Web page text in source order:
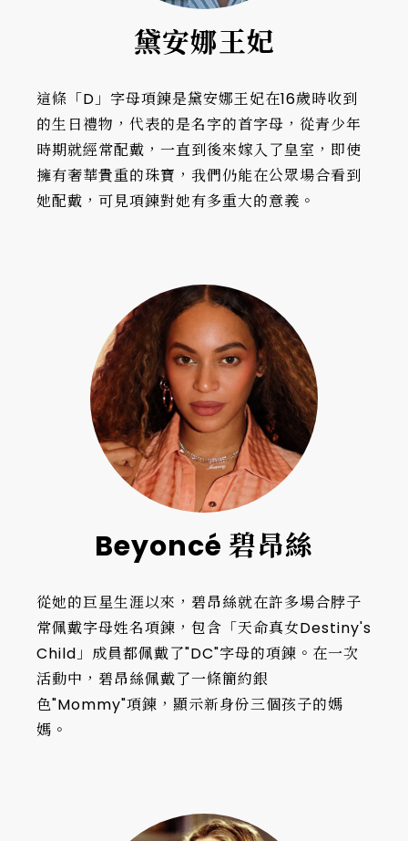
黛安娜王妃
這條「D」字母項鍊是黛安娜王妃在16歲時收到
的生日禮物，代表的是名字的首字母，從青少年
時期就經常配戴，一直到後來嫁入了皇室，即使
擁有奢華貴重的珠寶，我們仍能在公眾場合看到
她配戴，可見項鍊對她有多重大的意義。
Beyoncé 碧昂絲
從她的巨星生涯以來，碧昂絲就在許多場合脖子
常佩戴字母姓名項鍊，包含「天命真女Destiny's
Child」成員都佩戴了"DC"字母的項鍊。在一次
活動中，碧昂絲佩戴了一條簡約銀
色"Mommy"項鍊，顯示新身份三個孩子的媽
媽。